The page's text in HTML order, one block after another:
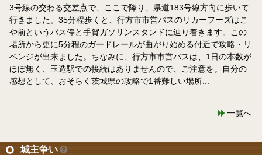
3号線の交わる交差点で、ここで降り、県道183号線方向に歩いて
行きました。35分程歩くと、行方市市営バスのリカーフーズはこ
や前というバス停と手賀ガソリンスタンドに辿り着きます。この
場所から更に5分程のガードレールが曲がり始める付近で攻略・リ
ベンジが出来ました。ちなみに、行方市市営バスは、1日の本数が
ほぼ無く、玉造駅での接続はありませんので、ご注意を。自分の
感想として、おそらく茨城県の攻略で1番難しい場所...
一覧へ
城主争い